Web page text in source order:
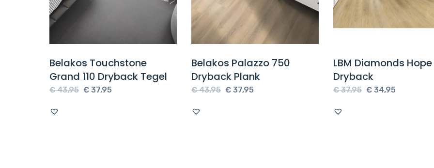
Belakos Touchstone
Grand 110 Dryback Tegel
€43,95 Oorspronkelijke
€ 37,95
Belakos Palazzo 750
Dryback Plank
€43,95 Oorspronkelijke
€ 37,95
LBM Diamonds
Dryback
€37,95 Oorspronkelijke
€ 34,95